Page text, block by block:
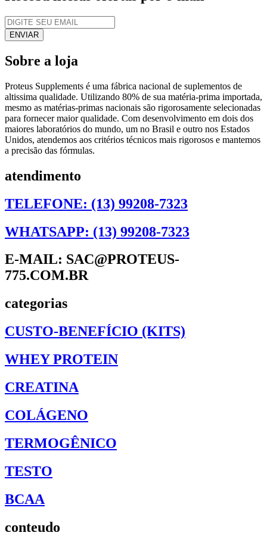
Sobre a loja
Proteus Supplements é uma fábrica nacional de suplementos de
altissima qualidade. Utilizando 80% de sua matéria-prima importada,
mesmo as matérias-primas nacionais são rigorosamente selecionadas
para fornecer maior qualidade. Com desenvolvimento em dois dos
maiores laboratórios do mundo, um no Brasil e outro nos Estados
Unidos, atendemos aos critérios técnicos mais rigorosos e mantemos
a precisão das fórmulas.
atendimento
TELEFONE: (13) 99208-7323
WHATSAPP: (13) 99208-7323
E-MAIL: SAC@PROTEUS-
775.COM.BR
categorias
CUSTO-BENEFÍCIO (KITS)
WHEY PROTEIN
CREATINA
COLÁGENO
TERMOGÊNICO
TESTO
BCAA
conteudo